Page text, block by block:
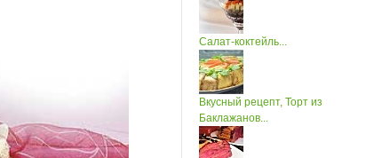
Салат-коктейль...
Вкусный рецепт, Торт из
Баклажанов...